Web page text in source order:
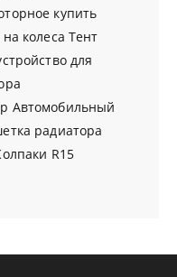
купить
колеса Тент
для
Автомобильный
радиатора
R15